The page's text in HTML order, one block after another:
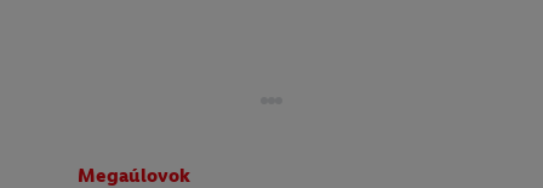
Megaúlovok